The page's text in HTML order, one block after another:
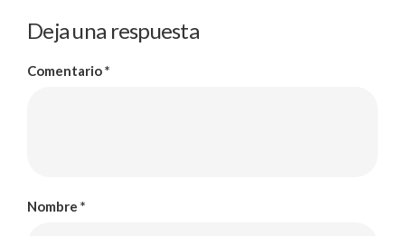
Deja una respuesta
Comentario*
Nombre *